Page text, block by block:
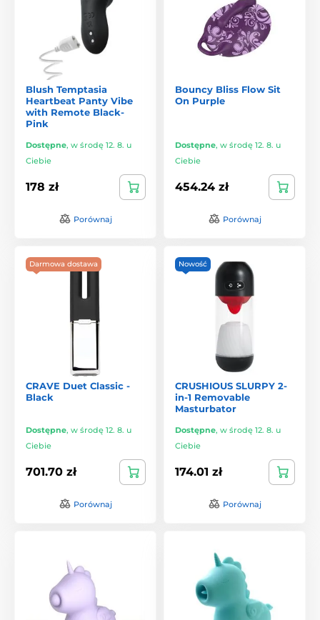
Blush Temptasia
Heartbeat Panty Vibe
with Remote Black-
Pink
Dostępne, w środę 12. 8. u
Ciebie
178 zł
Porównaj
Bouncy Bliss Flow Sit
On Purple
Dostępne, w środę 12. 8. u
Ciebie
454.24 zł
Porównaj
Darmowa dostawa
CRAVE Duet Classic -
Black
Dostępne, w środę 12. 8. u
Ciebie
701.70 zł
Porównaj
Nowość
CRUSHIOUS SLURPY 2-
in-1 Removable
Masturbator
Dostępne, w środę 12. 8. u
Ciebie
174.01 zł
Porównaj